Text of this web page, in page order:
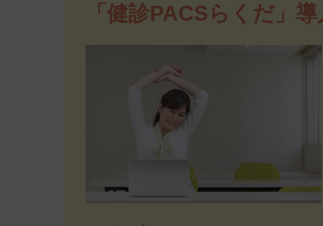
「健診PACSらくだ」